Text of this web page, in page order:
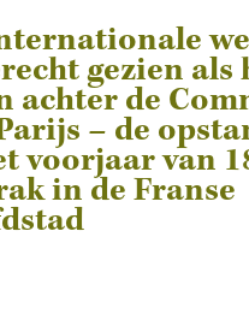
gezien als
achter de
– de
voorjaar van
in de Franse